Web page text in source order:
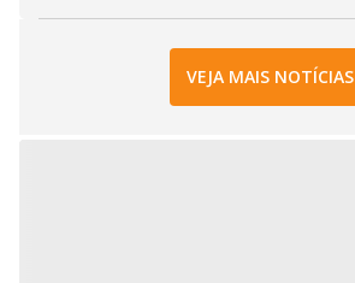
VEJA MAIS NOTÍCIAS